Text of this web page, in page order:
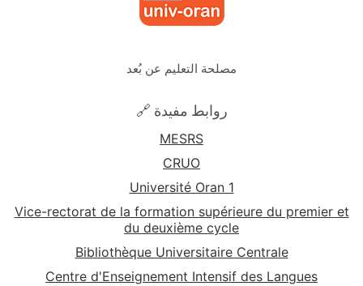
مصلحة التعليم عن بُعد
🔗 روابط مفيدة
MESRS
CRUO
Université Oran 1
Vice-rectorat de la formation supérieure du premier et
du deuxième cycle
Bibliothèque Universitaire Centrale
Centre d'Enseignement Intensif des Langues